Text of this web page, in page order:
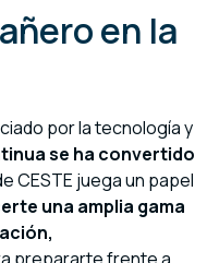
en la
por la tecnología y
se ha convertido
CESTE juega un papel
una amplia gama
prepararte frente a